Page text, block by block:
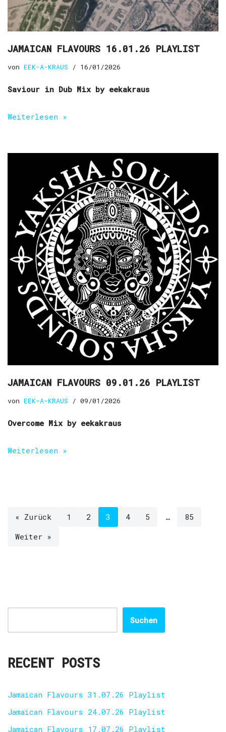
JAMAICAN FLAVOURS 16.01.26 PLAYLIST
von EEK-A-KRAUS 16/01/2026
Saviour in Dub Mix by eekakraus
Weiterlesen »
JAMAICAN FLAVOURS 09.01.26 PLAYLIST
von EEK-A-KRAUS 09/01/2026
Overcome Mix by eekakraus
Weiterlesen »
« Zurück 1 2 3 4 5 …
85
Weiter »
Suchen
RECENT POSTS
Jamaican Flavours 31.07.26 Playlist
Jamaican Flavours 24.07.26 Playlist
Jamaican Flavours 17.07.26 Playlist